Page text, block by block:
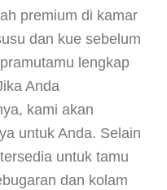
premium di kamar
dan kue sebelum
lengkap
Anda
kami akan
untuk Anda. Selain
untuk tamu
dan kolam